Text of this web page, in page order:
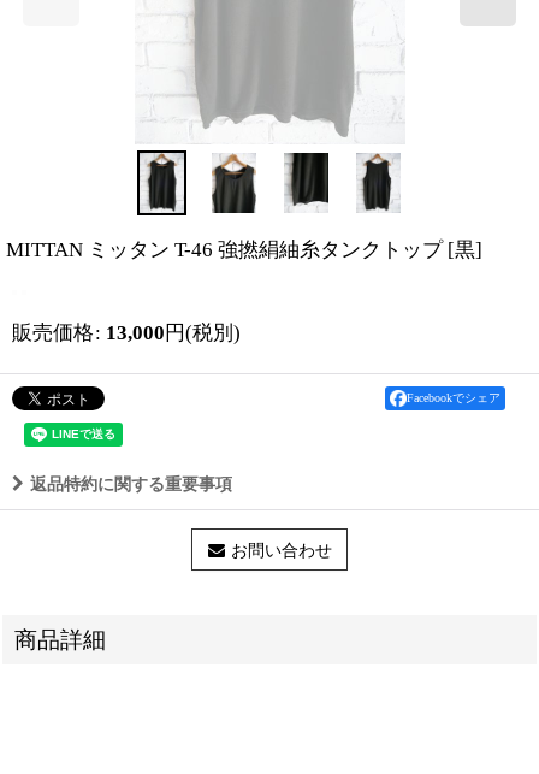
MITTAN ミッタン T-46 強撚絹紬糸タンクトップ [黒]
販売価格: 13,000 円(税別)
Facebookでシェア
返品特約に関する重要事項
お問い合わせ
商品詳細